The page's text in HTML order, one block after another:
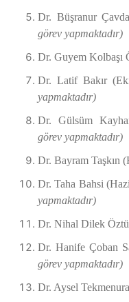
Dr. Büşranur
görev yapmaktadır)
Dr. Guyem Kolbaşı
Dr. Latif Bakır
yapmaktadır)
Dr. Gülsüm
görev yapmaktadır)
Dr. Bayram Taşkın
Dr. Taha Bahsi
yapmaktadır)
Dr. Nihal Dilek
Dr. Hanife Çoban
görev yapmaktadır)
Dr. Aysel